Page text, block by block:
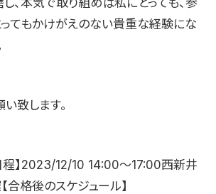
、本気で取り組めば私にとっても、参
てもかけがえのない貴重な経験にな
致します。
程】2023/12/10 14:00〜17:00西新井
合格後のスケジュール】